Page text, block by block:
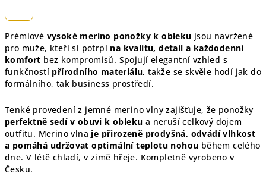
Prémiové vysoké merino ponožky k obleku jsou navržené
pro muže, kteří si potrpí na kvalitu, detail a každodenní
komfort bez kompromisů. Spojují elegantní vzhled s
funkčností přírodního materiálu, takže se skvěle hodí jak do
formálního, tak business prostředí.
Tenké provedení z jemné merino vlny zajišťuje, že ponožky
perfektně sedí v obuvi k obleku a neruší celkový dojem
outfitu. Merino vlna je přirozeně prodyšná, odvádí vlhkost
a pomáhá udržovat optimální teplotu nohou během celého
dne. V létě chladí, v zimě hřeje. Kompletně vyrobeno v
Česku.